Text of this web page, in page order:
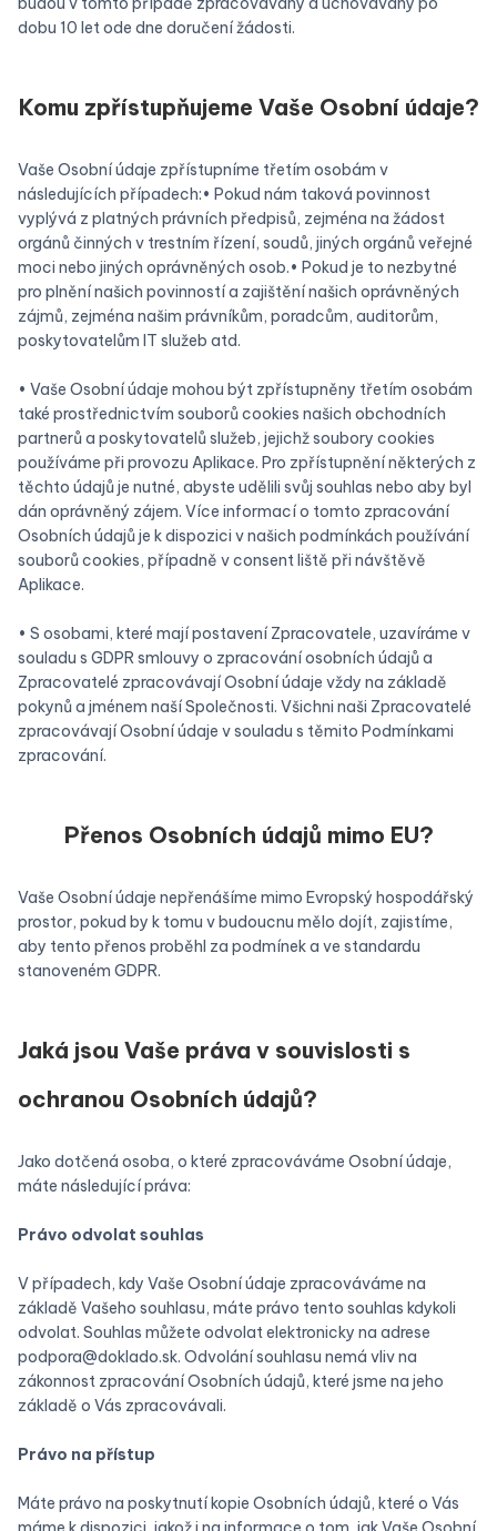
dobu 10 let ode dne doručení žádosti.
Komu zpřístupňujeme Vaše Osobní údaje?
Vaše Osobní údaje zpřístupníme třetím osobám v
následujících případech:• Pokud nám taková povinnost
vyplývá z platných právních předpisů, zejména na žádost
orgánů činných v trestním řízení, soudů, jiných orgánů veřejné
moci nebo jiných oprávněných osob.• Pokud je to nezbytné
pro plnění našich povinností a zajištění našich oprávněných
zájmů, zejména našim právníkům, poradcům, auditorům,
poskytovatelům IT služeb atd.
• Vaše Osobní údaje mohou být zpřístupněny třetím osobám
také prostřednictvím souborů cookies našich obchodních
partnerů a poskytovatelů služeb, jejichž soubory cookies
používáme při provozu Aplikace. Pro zpřístupnění některých z
těchto údajů je nutné, abyste udělili svůj souhlas nebo aby byl
dán oprávněný zájem. Více informací o tomto zpracování
Osobních údajů je k dispozici v našich podmínkách používání
souborů cookies, případně v consent liště při návštěvě
Aplikace.
• S osobami, které mají postavení Zpracovatele, uzavíráme v
souladu s GDPR smlouvy o zpracování osobních údajů a
Zpracovatelé zpracovávají Osobní údaje vždy na základě
pokynů a jménem naší Společnosti. Všichni naši Zpracovatelé
zpracovávají Osobní údaje v souladu s těmito Podmínkami
zpracování.
Přenos Osobních údajů mimo EU?
Vaše Osobní údaje nepřenášíme mimo Evropský hospodářský
prostor, pokud by k tomu v budoucnu mělo dojít, zajistíme,
aby tento přenos proběhl za podmínek a ve standardu
stanoveném GDPR.
Jaká jsou Vaše práva v souvislosti s
ochranou Osobních údajů?
Jako dotčená osoba, o které zpracováváme Osobní údaje,
máte následující práva:
‍Právo odvolat souhlas
V případech, kdy Vaše Osobní údaje zpracováváme na
základě Vašeho souhlasu, máte právo tento souhlas kdykoli
odvolat. Souhlas můžete odvolat elektronicky na adrese
podpora@doklado.sk. Odvolání souhlasu nemá vliv na
zákonnost zpracování Osobních údajů, které jsme na jeho
základě o Vás zpracovávali.
‍Právo na přístup
Máte právo na poskytnutí kopie Osobních údajů, které o Vás